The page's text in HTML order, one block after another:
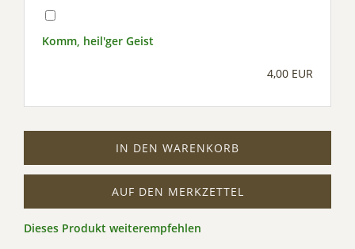
Komm, heil'ger Geist
4,00 EUR
IN DEN WARENKORB
AUF DEN MERKZETTEL
Dieses Produkt weiterempfehlen